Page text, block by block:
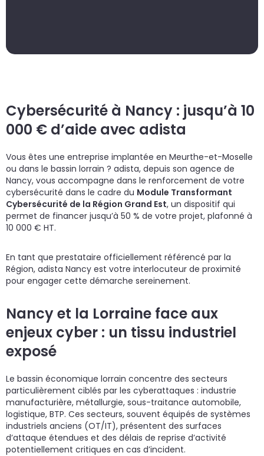
Cybersécurité à Nancy : jusqu’à 10
000 € d’aide avec adista
Vous êtes une entreprise implantée en Meurthe-et-Moselle
ou dans le bassin lorrain ? adista, depuis son agence de
Nancy, vous accompagne dans le renforcement de votre
cybersécurité dans le cadre du Module Transformant
Cybersécurité de la Région Grand Est, un dispositif qui
permet de financer jusqu’à 50 % de votre projet, plafonné à
10 000 € HT.
En tant que prestataire officiellement référencé par la
Région, adista Nancy est votre interlocuteur de proximité
pour engager cette démarche sereinement.
Nancy et la Lorraine face aux
enjeux cyber : un tissu industriel
exposé
Le bassin économique lorrain concentre des secteurs
particulièrement ciblés par les cyberattaques : industrie
manufacturière, métallurgie, sous-traitance automobile,
logistique, BTP. Ces secteurs, souvent équipés de systèmes
industriels anciens (OT/IT), présentent des surfaces
d’attaque étendues et des délais de reprise d’activité
potentiellement critiques en cas d’incident.